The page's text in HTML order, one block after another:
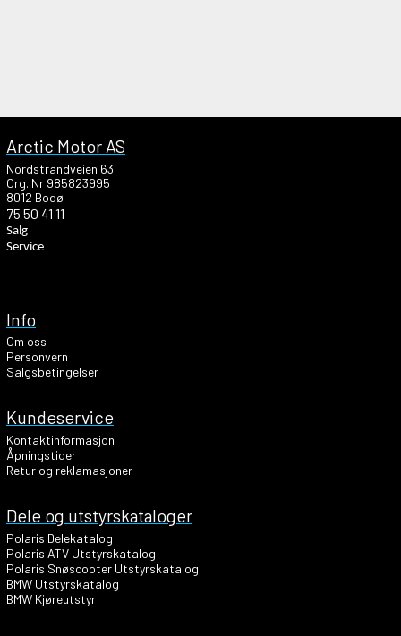
Info
Om oss
Personvern
Salgsbetingelser
Kundeservice
Kontaktinformasjon
Åpningstider
Retur og reklamasjoner
Dele og utstyrskataloger
Polaris Delekatalog
Polaris ATV Utstyrskatalog
Polaris Snøscooter Utstyrskatalog
BMW Utstyrskatalog
BMW Kjøreutstyr
Arctic Motor AS
Nordstrandveien 63
Org. Nr 985823995
8012 Bodø
75 50 41 11
Salg
Service